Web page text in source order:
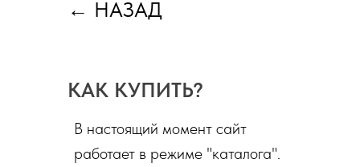
← НАЗАД
В настоящий момент сайт
работает в режиме "каталога".
КАК КУПИТЬ?